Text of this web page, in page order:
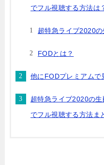
でフル視聴する方法は
超特急ライブ2020
FODとは？
他にFODプレミアムで
超特急ライブ2020の
でフル視聴する方法ま